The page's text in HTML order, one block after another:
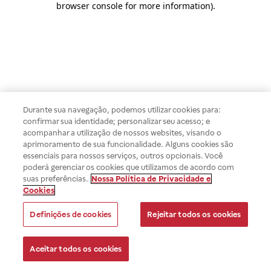
browser console for more information).
Durante sua navegação, podemos utilizar cookies para:
confirmar sua identidade; personalizar seu acesso; e
acompanhar a utilização de nossos websites, visando o
aprimoramento de sua funcionalidade. Alguns cookies são
essenciais para nossos serviços, outros opcionais. Você
poderá gerenciar os cookies que utilizamos de acordo com
suas preferências. Nossa Política de Privacidade e
Cookies
Definições de cookies Rejeitar todos os cookies
Aceitar todos os cookies